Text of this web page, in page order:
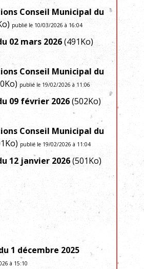
Conseil Municipal du
publié le 10/03/2026 à 16:04
02 mars 2026(491Ko)
Conseil Municipal du
publié le 19/02/2026 à 11:06
09 février 2026(502Ko)
Conseil Municipal du
publié le 19/02/2026 à 11:04
12 janvier 2026(501Ko)
1 décembre 2025
à 15:10